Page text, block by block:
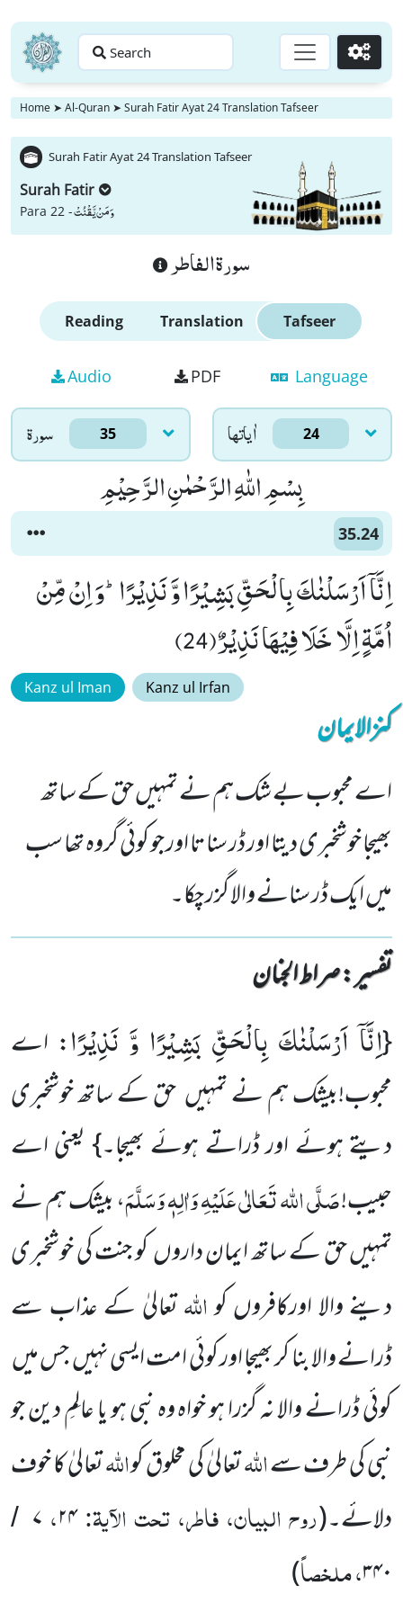
Search Go
Home ➤ Al-Quran ➤ Surah Fatir Ayat 24 Translation Tafseer
Surah Fatir Ayat 24 Translation Tafseer
Surah Fatir
Para 22 -وَ مَنْ یَّقْنُتْ
سورة الفاطر
Reading Translation Tafseer
Audio PDF Language
سورۃ 35 اٰياتها 24
بِسْمِ اللّٰهِ الرَّحْمٰنِ الرَّحِیْمِ
35.24
اِنَّاۤ اَرْسَلْنٰكَ بِالْحَقِّ بَشِیْرًا وَّ نَذِیْرًاؕ-وَ اِنْ مِّنْ
اُمَّةٍ اِلَّا خَلَا فِیْهَا نَذِیْرٌ(24)
Kanz ul Iman Kanz ul Irfan
کنزالایمان
اے محبوب بے شک ہم نے تمہیں حق کے ساتھ
بھیجا خوشخبری دیتا اور ڈر سنا تا اور جو کوئی گروہ تھا سب
میں ایک ڈر سنانے والا گزر چکا۔
تفسیر : ‎صراط الجنان
{اِنَّاۤ اَرْسَلْنٰكَ بِالْحَقِّ بَشِیْرًا وَّ نَذِیْرًا: اے
محبوب!بیشک ہم نے تمہیں حق کے ساتھ خوشخبری
دیتے ہوئے اور ڈراتے ہوئے بھیجا۔} یعنی اے
حبیب!صَلَّی اللہ تَعَالٰی عَلَیْہِ وَاٰلِہٖ وَسَلَّمَ، بیشک ہم نے
تمہیں حق کے ساتھ ایمان داروں کو جنت کی خوشخبری
دینے والا اورکافروں کواللہتعالیٰ کے عذاب سے
ڈرانے والا بنا کر بھیجا اور کوئی امت ایسی نہیں جس میں
کوئی ڈرانے والا نہ گزرا ہو خواہ وہ نبی ہو یا عالِمِ دین جو
نبی کی طرف سےاللہتعالیٰ کی مخلوق کواللہتعالیٰ کا خوف
دلائے۔(روح البیان، فاطر، تحت الآیۃ:۲۴، ۷ /
۳۴۰، ملخصاً)